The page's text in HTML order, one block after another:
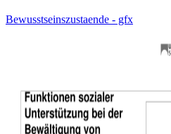
Bewusstseinszustaende - gfx